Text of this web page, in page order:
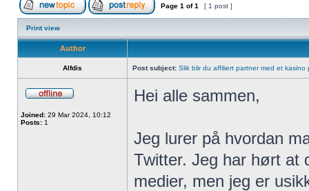
Page 1 of1 [ 1 post ]
Print view
Author
Alfdis Post subject: Slik blir du affiliert partner med et kasino
Joined: 29 Mar 2024, 10:12
Posts: 1
Hei alle sammen,
Jeg lurer på hvordan
Twitter. Jeg har hørt at
medier, men jeg er